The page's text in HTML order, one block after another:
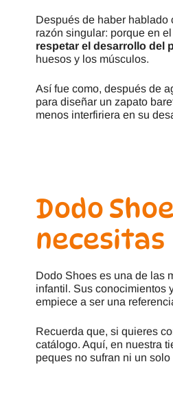
Después de haber hablado
razón singular: porque en
respetar el desarrollo del
huesos y los músculos.
Así fue como, después de
para diseñar un zapato
menos interfiriera en su
Dodo
necesitas
Dodo Shoes es una de las
infantil. Sus conocimientos
empiece a ser una
Recuerda que, si quieres
catálogo. Aquí, en nuestra
peques no sufran ni un